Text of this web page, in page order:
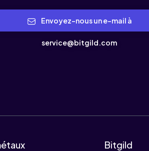
service@bitgild.com
Bitgild